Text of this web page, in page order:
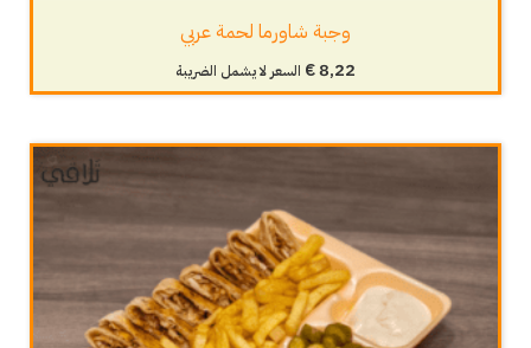
وجبة شاورما لحمة عربي
€8,22 السعر لا يشمل الضريبة